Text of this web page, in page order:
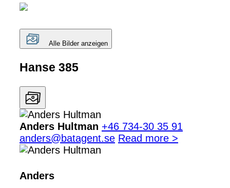
Alle Bilder anzeigen
Hanse 385
Anders Hultman +46 734-30 35 91
anders@batagent.se Read more >
Anders